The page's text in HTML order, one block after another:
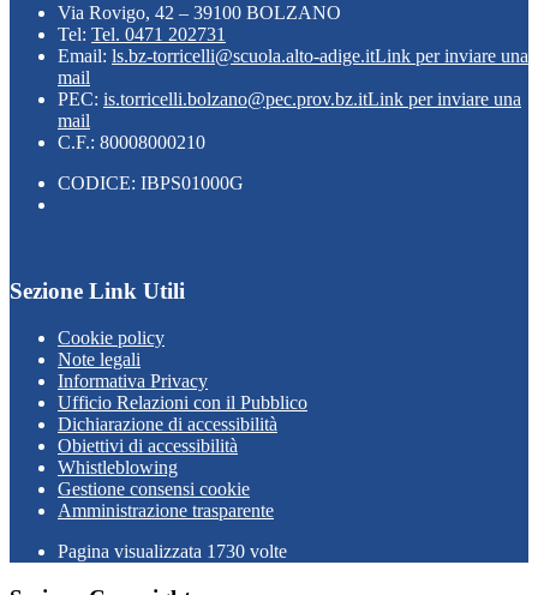
Via Rovigo, 42 – 39100 BOLZANO
Tel: Tel. 0471 202731
Email: ls.bz-torricelli@scuola.alto-adige.itLink per inviare una
mail
PEC: is.torricelli.bolzano@pec.prov.bz.itLink per inviare una
mail
C.F.: 80008000210
CODICE: IBPS01000G
Sezione Link Utili
Cookie policy
Note legali
Informativa Privacy
Ufficio Relazioni con il Pubblico
Dichiarazione di accessibilità
Obiettivi di accessibilità
Whistleblowing
Gestione consensi cookie
Amministrazione trasparente
Pagina visualizzata 1730 volte